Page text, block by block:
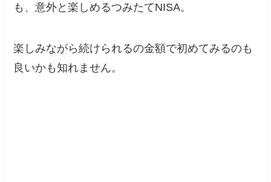
も、意外と楽しめるつみたてNISA。
楽しみながら続けられるの金額で初めてみるのも
良いかも知れません。